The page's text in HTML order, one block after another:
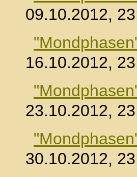
09.10.2012,
16.10.2012,
23.10.2012,
30.10.2012,